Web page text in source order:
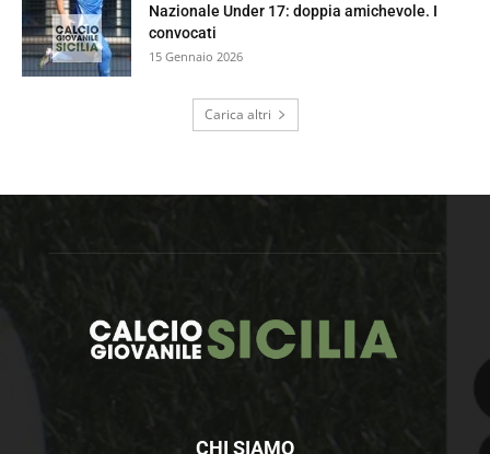
Nazionale Under 17: doppia amichevole. I
convocati
15 Gennaio 2026
Carica altri
CHI SIAMO